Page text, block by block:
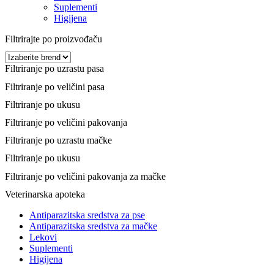
Suplementi
Higijena
Filtrirajte po proizvođaču
Filtriranje po uzrastu pasa
Filtriranje po veličini pasa
Filtriranje po ukusu
Filtriranje po veličini pakovanja
Filtriranje po uzrastu mačke
Filtriranje po ukusu
Filtriranje po veličini pakovanja za mačke
Veterinarska apoteka
Antiparazitska sredstva za pse
Antiparazitska sredstva za mačke
Lekovi
Suplementi
Higijena